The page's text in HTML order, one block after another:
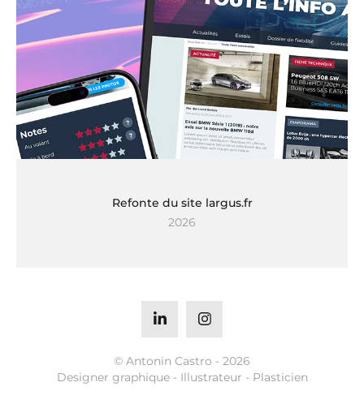
Refonte du site largus.fr
2026
© Antonin Castro - 2026
Designer graphique - Illustrateur - Plasticien